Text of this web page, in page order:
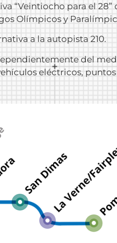
“Veintiocho para el
Olímpicos y
a la autopista 210.
del
eléctricos,